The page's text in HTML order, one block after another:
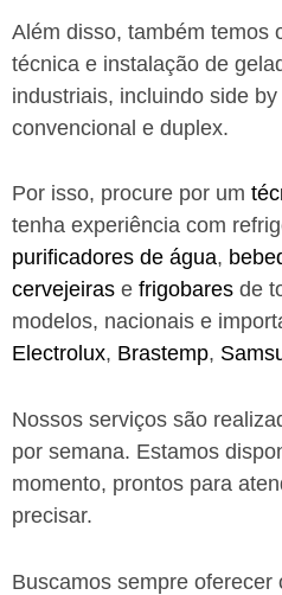
Além disso, também temos
técnica e instalação de
industriais, incluindo side
convencional e duplex.
Por isso, procure por um
tenha experiência com
purificadores de água,
cervejeiras e frigobares de
modelos, nacionais e
Electrolux, Brastemp,
Nossos serviços são
por semana. Estamos
momento, prontos para
precisar.
Buscamos sempre